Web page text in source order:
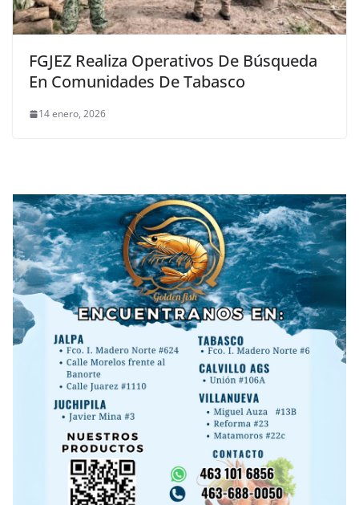
FGJEZ Realiza Operativos De Búsqueda
En Comunidades De Tabasco
14 enero, 2026